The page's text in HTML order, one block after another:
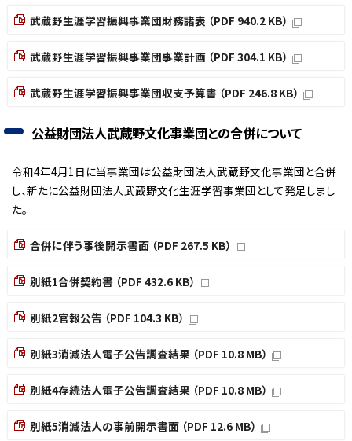
武蔵野生涯学習振興事業団財務諸表 （PDF 940.2 KB）
武蔵野生涯学習振興事業団事業計画 （PDF 304.1 KB）
武蔵野生涯学習振興事業団収支予算書 （PDF 246.8 KB）
公益財団法人武蔵野文化事業団との合併について
令和4年4月1日に当事業団は公益財団法人武蔵野文化事業団と合併
し、新たに公益財団法人武蔵野文化生涯学習事業団として発足しまし
た。
合併に伴う事後開示書面 （PDF 267.5 KB）
別紙1合併契約書 （PDF 432.6 KB）
別紙2官報公告 （PDF 104.3 KB）
別紙3消滅法人電子公告調査結果 （PDF 10.8 MB）
別紙4存続法人電子公告調査結果 （PDF 10.8 MB）
別紙5消滅法人の事前開示書面 （PDF 12.6 MB）